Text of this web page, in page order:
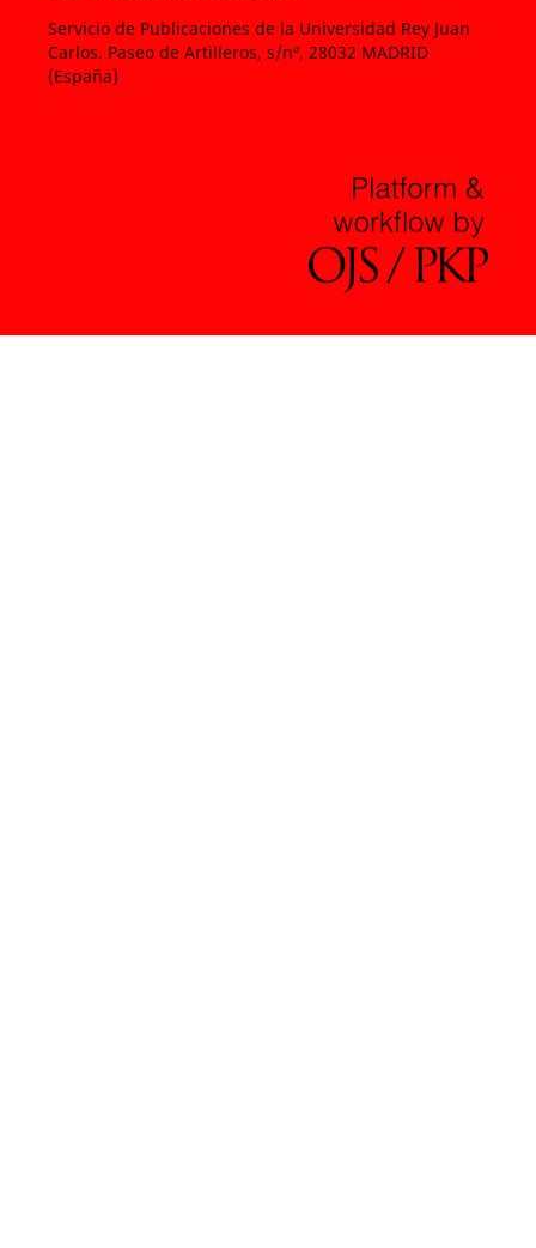
Servicio de Publicaciones de la Universidad Rey Juan
Carlos. Paseo de Artilleros, s/nº, 28032 MADRID
(España)